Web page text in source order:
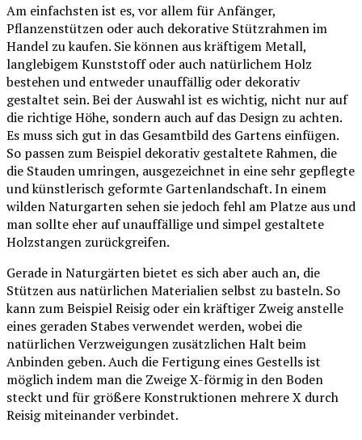
Am einfachsten ist es, vor allem für Anfänger,
Pflanzenstützen oder auch dekorative Stützrahmen im
Handel zu kaufen. Sie können aus kräftigem Metall,
langlebigem Kunststoff oder auch natürlichem Holz
bestehen und entweder unauffällig oder dekorativ
gestaltet sein. Bei der Auswahl ist es wichtig, nicht nur auf
die richtige Höhe, sondern auch auf das Design zu achten.
Es muss sich gut in das Gesamtbild des Gartens einfügen.
So passen zum Beispiel dekorativ gestaltete Rahmen, die
die Stauden umringen, ausgezeichnet in eine sehr gepflegte
und künstlerisch geformte Gartenlandschaft. In einem
wilden Naturgarten sehen sie jedoch fehl am Platze aus und
man sollte eher auf unauffällige und simpel gestaltete
Holzstangen zurückgreifen.
Gerade in Naturgärten bietet es sich aber auch an, die
Stützen aus natürlichen Materialien selbst zu basteln. So
kann zum Beispiel Reisig oder ein kräftiger Zweig anstelle
eines geraden Stabes verwendet werden, wobei die
natürlichen Verzweigungen zusätzlichen Halt beim
Anbinden geben. Auch die Fertigung eines Gestells ist
möglich indem man die Zweige X-förmig in den Boden
steckt und für größere Konstruktionen mehrere X durch
Reisig miteinander verbindet.